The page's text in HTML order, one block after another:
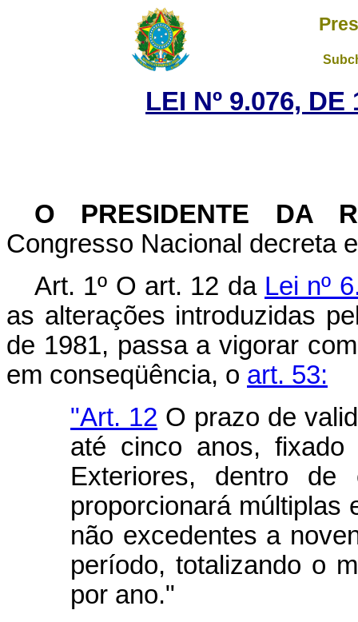
LEI Nº 9.076,
O PRESIDENTE DA
Congresso Nacional decreta
Art. 1º O art. 12 da Lei nº
as alterações introduzidas
de 1981, passa a vigorar
em conseqüência, o art. 53:
"Art. 12 O prazo de
até cinco anos, fixado
Exteriores, dentro de
proporcionará múltiplas
não excedentes a
período, totalizando o
por ano."